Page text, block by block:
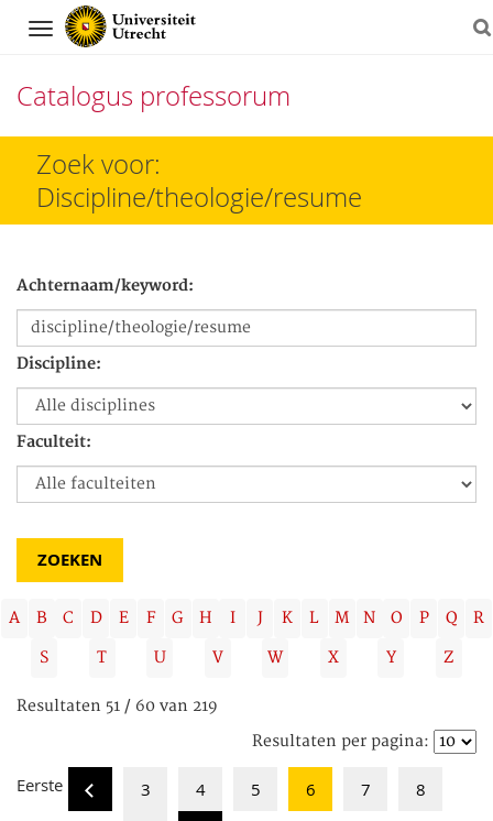
Navigation
Catalogus professorum
Direct
het
Zoek voor:
Discipline/theologie/resume
Achternaam/keyword:
Discipline:
Faculteit:
A B C D E F G H I J K L M N O P Q
R
S
T U V W X Y Z
Resultaten 51 / 60 van 219
Resultaten per pagina:
Eerste 3 4 5 6 7
8